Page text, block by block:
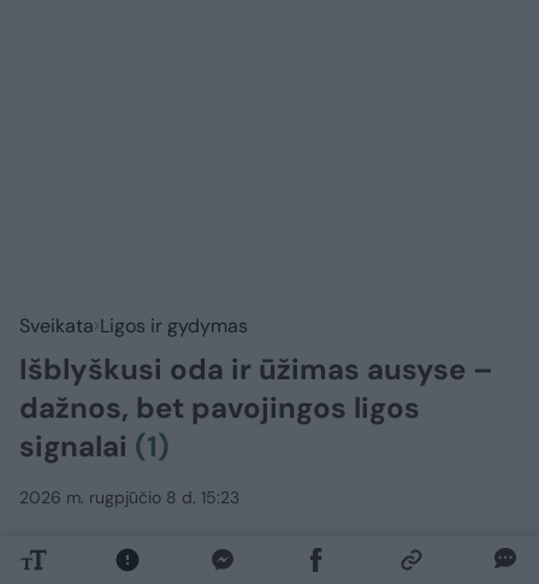
Sveikata Ligos ir gydymas
Išblyškusi oda ir ūžimas ausyse –
dažnos, bet pavojingos ligos
signalai (1)
2026 m. rugpjūčio 8 d. 15:23